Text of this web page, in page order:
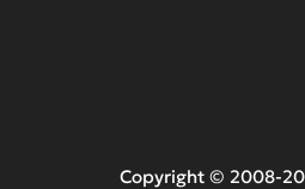
Copyright © 2008-